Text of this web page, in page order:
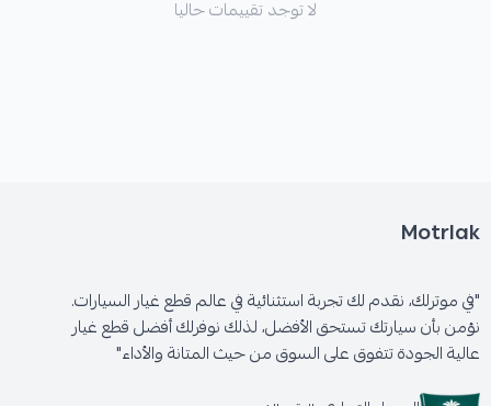
لا توجد تقييمات حاليا
Motrlak
"في موترلك، نقدم لك تجربة استثنائية في عالم قطع غيار السيارات.
نؤمن بأن سيارتك تستحق الأفضل، لذلك نوفرلك أفضل قطع غيار
عالية الجودة تتفوق على السوق من حيث المتانة والأداء"